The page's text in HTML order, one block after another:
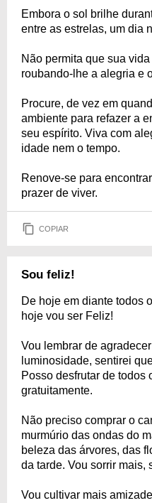
Embora o sol brilhe
entre as estrelas, um dia
Não permita que sua
roubando-lhe a alegria e
Procure, de vez em
ambiente para refazer a
seu espírito. Viva com
idade nem o tempo.
Renove-se para
prazer de viver.
COPIAR
Sou feliz!
De hoje em diante todos
hoje vou ser Feliz!
Vou lembrar de
luminosidade, sentirei
Posso desfrutar de todos
gratuitamente.
Não preciso comprar o
murmúrio das ondas do
beleza das árvores, das
da tarde. Vou sorrir mais,
Vou cultivar mais